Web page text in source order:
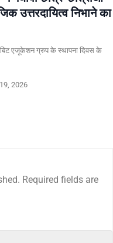
उत्तरदायित्व निभाने का
बिट एजूकेशन ग्रुप के स्थापना दिवस के
2026
Required fields are